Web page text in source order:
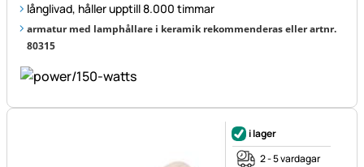
långlivad, håller upptill 8.000 timmar
armatur med lamphållare i keramik rekommenderas eller artnr.
80315
i lager
2 - 5 vardagar